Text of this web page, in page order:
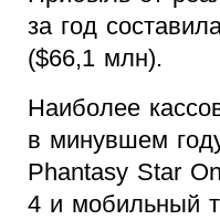
за год
($66,1 млн).
Наиболее
в минувшем
Phantasy Star
4 и мобильный